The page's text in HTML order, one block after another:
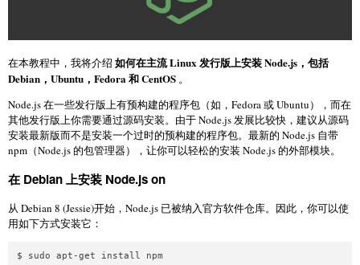
在本教程中，我将介绍 如何在主流 Linux 发行版上安装 Node.js，包括
Debian，Ubuntu，Fedora 和 CentOS 。
Node.js 在一些发行版上有预构建的程序包（如，Fedora 或 Ubuntu），而在
其他发行版上你需要通过源码安装。由于 Node.js 发展比较快，建议从源码
安装最新版而不是安装一个过时的预构建的程序包。最新的 Node.js 自带
npm（Node.js 的包管理器），让你可以轻松的安装 Node.js 的外部模块。
在 Debian 上安装 Node.js on
从 Debian 8 (Jessie)开始，Node.js 已被纳入官方软​​件仓库。因此，你可以使
用如下方式安装它：